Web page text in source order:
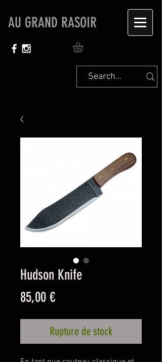
AU GRAND RASOIR
Hudson Knife
85,00 €Prix
Rupture de stock